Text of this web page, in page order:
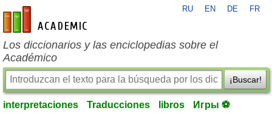
es-academic.com
RU EN DE FR
Los diccionarios y las enciclopedias sobre el
Académico
¡Buscar!
interpretaciones Traducciones libros Игры ⚽